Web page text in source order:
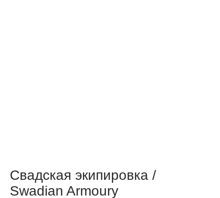
Свадская экипировка /
Swadian Armoury